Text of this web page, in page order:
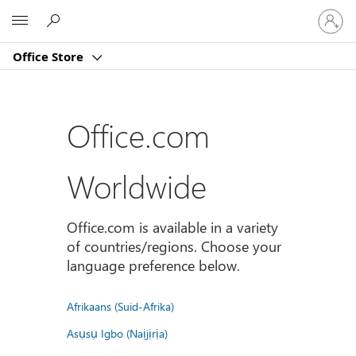
Office Store
Sign
in
to
account
Office.com
Worldwide
Office.com is available in a variety
of countries/regions. Choose your
language preference below.
Afrikaans (Suid-Afrika)
Asụsụ Igbo (Naịjịrịa)